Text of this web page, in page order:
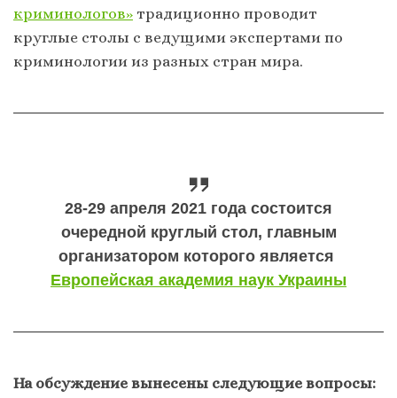
криминологов» традиционно проводит
круглые столы с ведущими экспертами по
криминологии из разных стран мира.
28-29 апреля 2021 года состоится
очередной круглый стол, главным
организатором которого является
Европейская академия наук Украины
На обсуждение вынесены следующие вопросы: